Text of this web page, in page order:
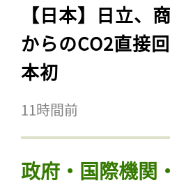
【日本】日立、
からのCO2直接
本初
11時間前
政府・国際機関